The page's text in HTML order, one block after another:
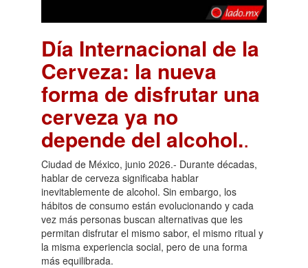
Día Internacional de la
Cerveza: la nueva
forma de disfrutar una
cerveza ya no
depende del alcohol..
Ciudad de México, junio 2026.- Durante décadas,
hablar de cerveza significaba hablar
inevitablemente de alcohol. Sin embargo, los
hábitos de consumo están evolucionando y cada
vez más personas buscan alternativas que les
permitan disfrutar el mismo sabor, el mismo ritual y
la misma experiencia social, pero de una forma
más equilibrada.